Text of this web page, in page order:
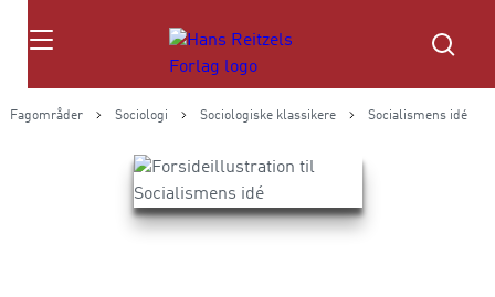
Søg
Fagområder Sociologi Sociologiske klassikere Socialismens idé